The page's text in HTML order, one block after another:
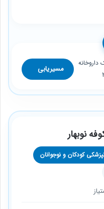
نزدیک داروخانه
مسیریابی
نوبهار
کودکان و نوجوانان